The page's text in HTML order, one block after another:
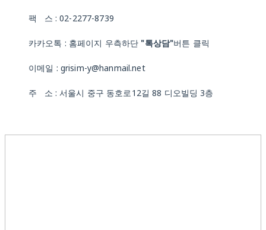
팩 스 : 02-2277-8739
카카오톡 : 홈페이지 우측하단 "톡상담"버튼 클릭
이메일 : grisim-y@hanmail.net
주 소 : 서울시 중구 동호로12길 88 디오빌딩 3층